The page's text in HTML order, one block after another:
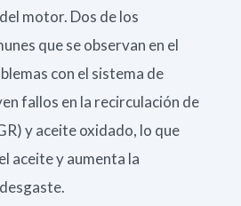
motor. Dos de los
que se observan en el
con el sistema de
fallos en la recirculación de
y aceite oxidado, lo que
aceite y aumenta la